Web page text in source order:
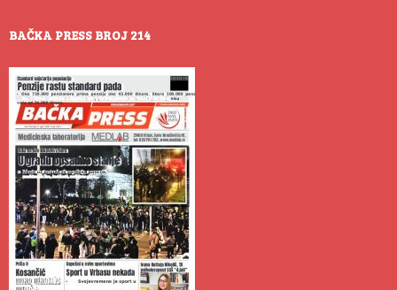
BAČKA PRESS BROJ 214